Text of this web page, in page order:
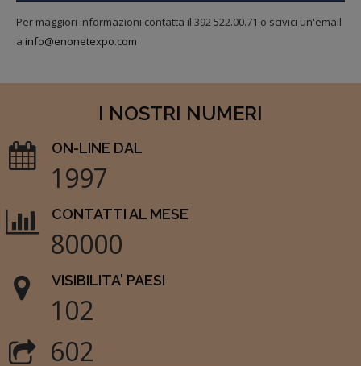
Per maggiori informazioni contatta il 392 522.00.71 o scivici un'email
a info@enonetexpo.com
I NOSTRI NUMERI
ON-LINE DAL
1997
CONTATTI AL MESE
80000
VISIBILITA' PAESI
102
602